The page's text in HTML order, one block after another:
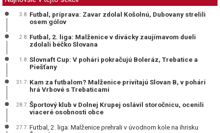
3.8. Futbal, príprava: Zavar zdolal Košolnú, Dubovany strelili
osem gólov
2.8. Futbal, 2. liga: Malženice v divácky zaujímavom dueli
zdolali béčko Slovana
1.8. Slovnaft Cup: V pohári pokračujú Boleráz, Trebatice a
Piešťany
31.7. Kam za futbalom? Malženice privítajú Slovan B, v pohári
hrá Vrbové s Trebaticami
28.7. Športový klub v Dolnej Krupej oslávil storočnicu, ocenili
viaceré osobnosti obce
27.7. Futbal, 2. liga: Malženice prehrali v úvodnom kole na ihrisku